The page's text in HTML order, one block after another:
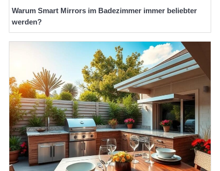
Warum Smart Mirrors im Badezimmer immer beliebter
werden?